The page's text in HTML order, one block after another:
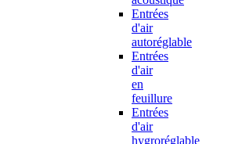
Entrées
d'air
autoréglable
Entrées
d'air
en
feuillure
Entrées
d'air
hygroréglable